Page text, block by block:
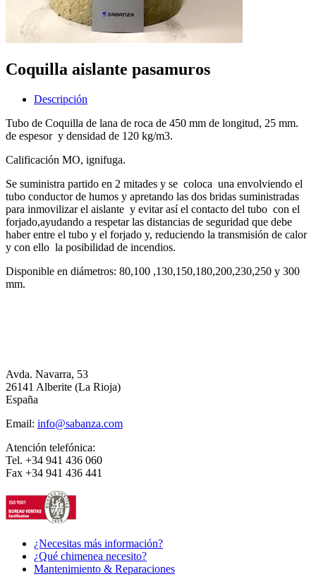
Coquilla aislante pasamuros
Descripción
Tubo de Coquilla de lana de roca de 450 mm de longitud, 25 mm.
de espesor y densidad de 120 kg/m3.
Calificación MO, ignifuga.
Se suministra partido en 2 mitades y se coloca una envolviendo el
tubo conductor de humos y apretando las dos bridas suministradas
para inmovilizar el aislante y evitar así el contacto del tubo con el
forjado,ayudando a respetar las distancias de seguridad que debe
haber entre el tubo y el forjado y, reduciendo la transmisión de calor
y con ello la posibilidad de incendios.
Disponible en diámetros: 80,100 ,130,150,180,200,230,250 y 300
mm.
Avda. Navarra, 53
26141 Alberite (La Rioja)
España
Email: info@sabanza.com
Atención telefónica:
Tel. +34 941 436 060
Fax +34 941 436 441
¿Necesitas más información?
¿Qué chimenea necesito?
Mantenimiento & Reparaciones